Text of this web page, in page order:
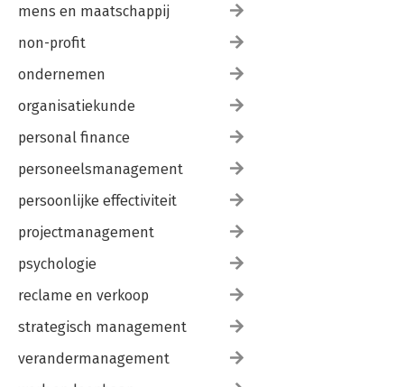
mens en maatschappij
non-profit
ondernemen
organisatiekunde
personal finance
personeelsmanagement
persoonlijke effectiviteit
projectmanagement
psychologie
reclame en verkoop
strategisch management
verandermanagement